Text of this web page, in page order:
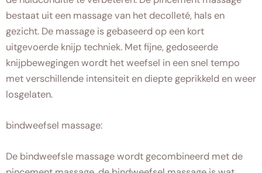
bestaat uit een massage van het decolleté, hals en
gezicht. De massage is gebaseerd op een kort
uitgevoerde knijp techniek. Met fijne, gedoseerde
knijpbewegingen wordt het weefsel in een snel tempo
met verschillende intensiteit en diepte geprikkeld en weer
losgelaten.
bindweefsel massage:
De bindweefsle massage wordt gecombineerd met de